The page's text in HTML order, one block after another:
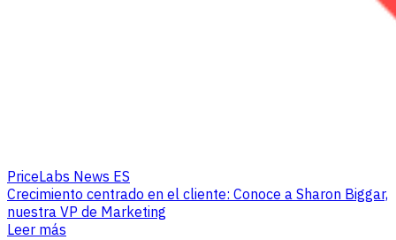
PriceLabs News ES
Crecimiento centrado en el cliente: Conoce a Sharon Biggar,
nuestra VP de Marketing
Leer más